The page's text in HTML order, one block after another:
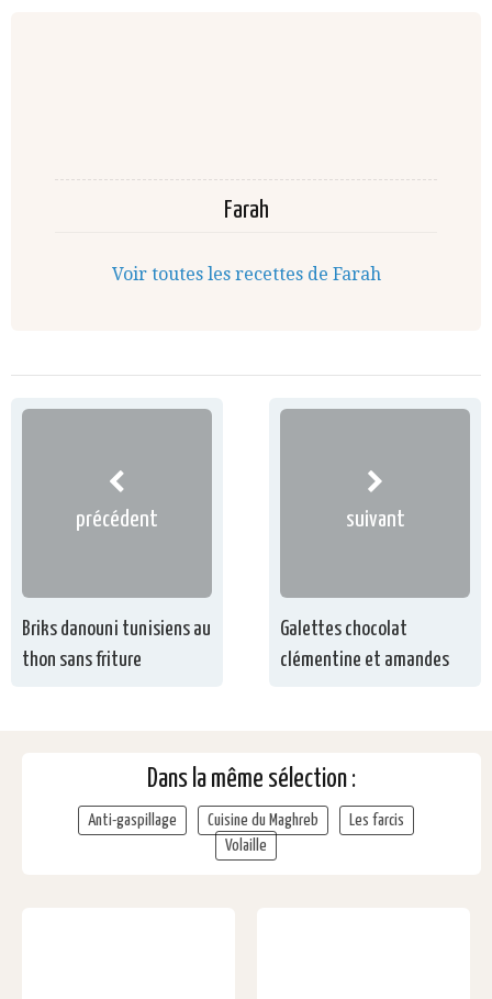
Farah
Voir toutes les recettes de Farah
précédent
Briks danouni tunisiens au
thon sans friture
suivant
Galettes chocolat
clémentine et amandes
Dans la même sélection :
Anti-gaspillage Cuisine du Maghreb
Les farcis
Volaille